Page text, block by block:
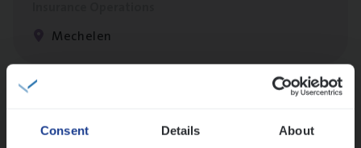
Consent Details About
Mechelen
Insurance Operations